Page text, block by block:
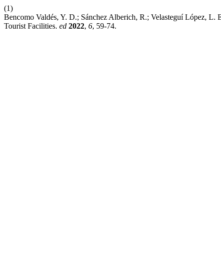
(1)
Bencomo Valdés, Y. D.; Sánchez Alberich, R.; Velasteguí López,
Tourist Facilities. ed 2022, 6, 59-74.